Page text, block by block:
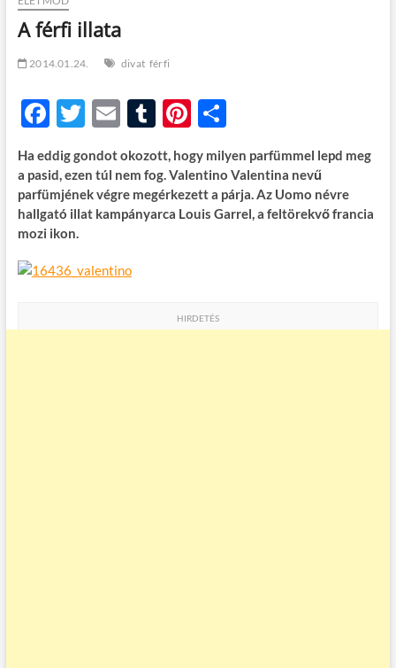
A férfi illata
2014.01.24. divat férfi
F
ac
e
b
o
k
T
w
itt
er
E
m
ail
T
u
m
bl
r
Pi
er
es
t
O
za
m
e
Ha eddig gondot okozott, hogy milyen parfümmel lepd meg
a pasid, ezen túl nem fog. Valentino Valentina nevű
parfümjének végre megérkezett a párja. Az Uomo névre
hallgató illat kampányarca Louis Garrel, a feltörekvő francia
mozi ikon.
HIRDETÉS